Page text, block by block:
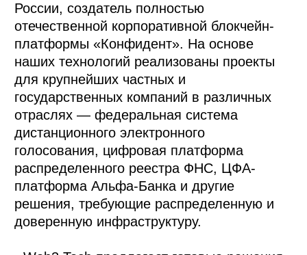
России, создатель полностью
отечественной корпоративной блокчейн-
платформы «Конфидент». На основе
наших технологий реализованы проекты
для крупнейших частных и
государственных компаний в различных
отраслях — федеральная система
дистанционного электронного
голосования, цифровая платформа
распределенного реестра ФНС, ЦФА-
платформа Альфа-Банка и другие
решения, требующие распределенную и
доверенную инфраструктуру.